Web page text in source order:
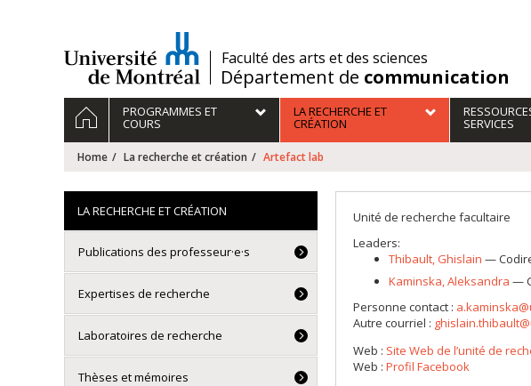
/Faculté des arts et des sciences
Département de communication
Navigation
principale
HOMEPROGRAMMES ET
COURS
LA RECHERCHE ET
CRÉATION SERVICES
Home La recherche et création Artefact lab
Unité de recherche facultaire
Leaders:
Thibault, Ghislain —
Kaminska , Aleksandra —
Personne contact :
Autre courriel :
Web : Site Web de l’unité de
Web : Profil Facebook
LA RECHERCHE ET CRÉATION
Publications des professeur·e·s
Expertises de recherche
Laboratoires de recherche
Thèses et mémoires